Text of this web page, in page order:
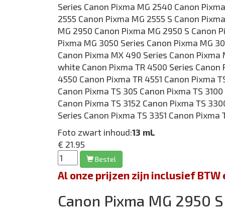
Series Canon Pixma MG 2540 Canon
2555 Canon Pixma MG 2555 S Canon
MG 2950 Canon Pixma MG 2950 S Canon
Pixma MG 3050 Series Canon Pixma MG
Canon Pixma MX 490 Series Canon
white Canon Pixma TR 4500 Series Canon
4550 Canon Pixma TR 4551 Canon Pixma
Canon Pixma TS 305 Canon Pixma TS
Canon Pixma TS 3152 Canon Pixma TS
Series Canon Pixma TS 3351 Canon Pixma
Foto zwart inhoud:13 mL
€ 21.95
Bestel
Al onze prijzen zijn inclusief
Canon Pixma MG 2950 S